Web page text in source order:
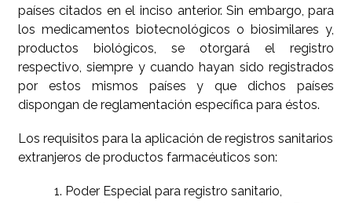
países citados en el inciso anterior. Sin embargo, para
los medicamentos biotecnológicos o biosimilares y,
productos biológicos, se otorgará el registro
respectivo, siempre y cuando hayan sido registrados
por estos mismos países y que dichos países
dispongan de reglamentación específica para éstos.
Los requisitos para la aplicación de registros sanitarios
extranjeros de productos farmacéuticos son:
Poder Especial para registro sanitario,